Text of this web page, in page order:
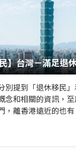
】台灣－滿足退
別提到「退休移民
念和相關的資訊，
，離香港遠近的也
」的需求，這就是台